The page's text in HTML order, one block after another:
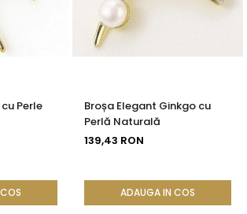
Perle
Broșa Elegant Ginkgo cu
Perlă Naturală
139,43 RON
ADAUGA IN COS